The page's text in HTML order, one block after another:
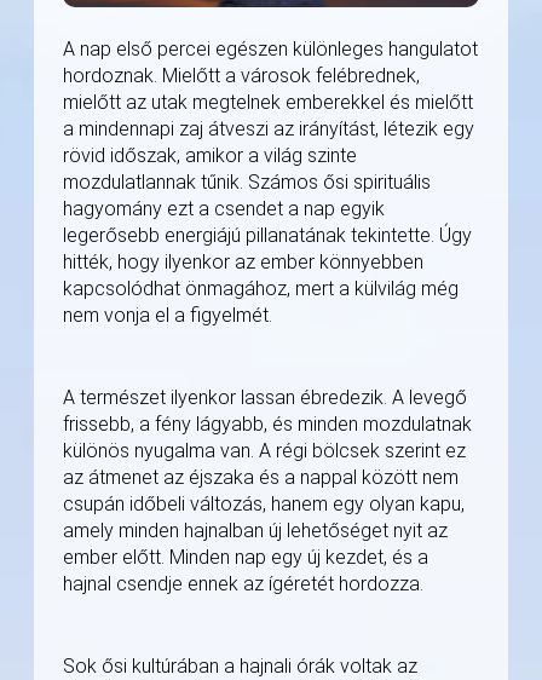
A nap első percei egészen különleges hangulatot
hordoznak. Mielőtt a városok felébrednek,
mielőtt az utak megtelnek emberekkel és mielőtt
a mindennapi zaj átveszi az irányítást, létezik egy
rövid időszak, amikor a világ szinte
mozdulatlannak tűnik. Számos ősi spirituális
hagyomány ezt a csendet a nap egyik
legerősebb energiájú pillanatának tekintette. Úgy
hitték, hogy ilyenkor az ember könnyebben
kapcsolódhat önmagához, mert a külvilág még
nem vonja el a figyelmét.
A természet ilyenkor lassan ébredezik. A levegő
frissebb, a fény lágyabb, és minden mozdulatnak
különös nyugalma van. A régi bölcsek szerint ez
az átmenet az éjszaka és a nappal között nem
csupán időbeli változás, hanem egy olyan kapu,
amely minden hajnalban új lehetőséget nyit az
ember előtt. Minden nap egy új kezdet, és a
hajnal csendje ennek az ígéretét hordozza.
Sok ősi kultúrában a hajnali órák voltak az